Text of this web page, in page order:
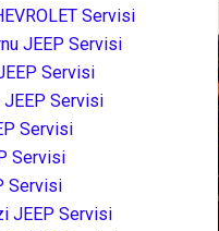
Servisi
JEEP Servisi
Servisi
JEEP Servisi
Servisi
Servisi
Servisi
JEEP Servisi